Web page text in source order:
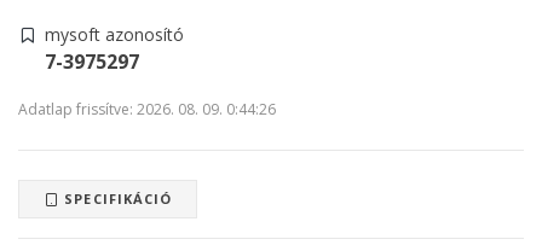
mysoft azonosító
7-3975297
Adatlap frissítve: 2026. 08. 09. 0:44:26
SPECIFIKÁCIÓ